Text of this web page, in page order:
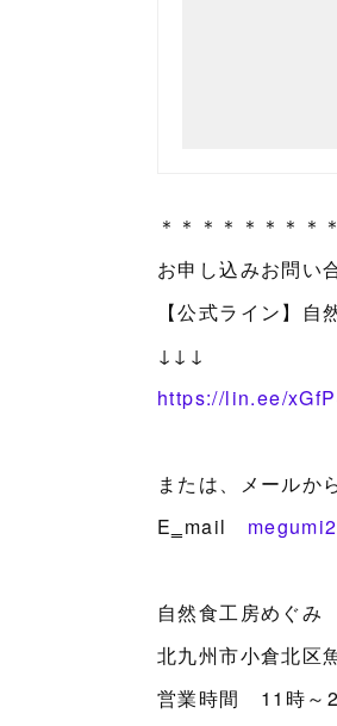
＊＊＊＊＊＊＊＊
お申し込みお問い
【公式ライン】自
↓↓↓
https://lin.ee/
または、メールか
E‗mail
自然食工房めぐみ
北九州市小倉北区
営業時間 11時～